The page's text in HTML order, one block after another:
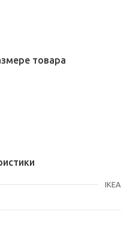
товара
IKEA